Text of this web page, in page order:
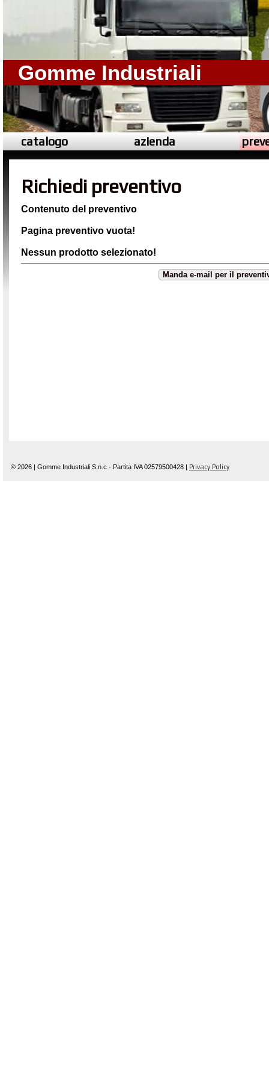
Gomme Industriali
catalogo azienda
Richiedi preventivo
Contenuto del preventivo
Pagina preventivo vuota!
Nessun prodotto selezionato!
© 2026 | Gomme Industriali S.n.c - Partita IVA 02579500428 | Privacy Policy